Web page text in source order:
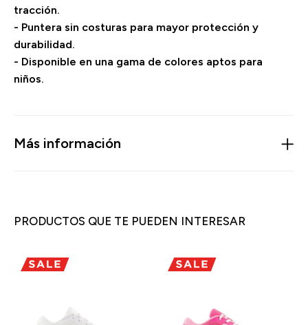
tracción.
- Puntera sin costuras para mayor protección y
durabilidad.
- Disponible en una gama de colores aptos para
niños.
Más información
PRODUCTOS QUE TE PUEDEN INTERESAR